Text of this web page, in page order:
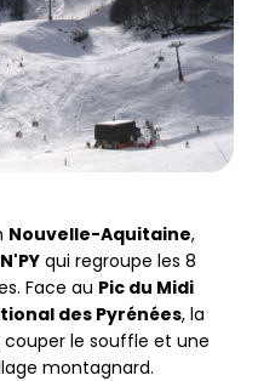
Nouvelle-Aquitaine,
N'PY qui regroupe les 8
Face au Pic du Midi
des Pyrénées, la
le souffle et une
montagnard.